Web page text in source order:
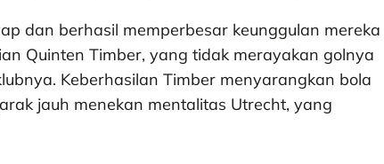
dan berhasil memperbesar keunggulan mereka
Quinten Timber, yang tidak merayakan golnya
Keberhasilan Timber menyarangkan bola
jauh menekan mentalitas Utrecht, yang